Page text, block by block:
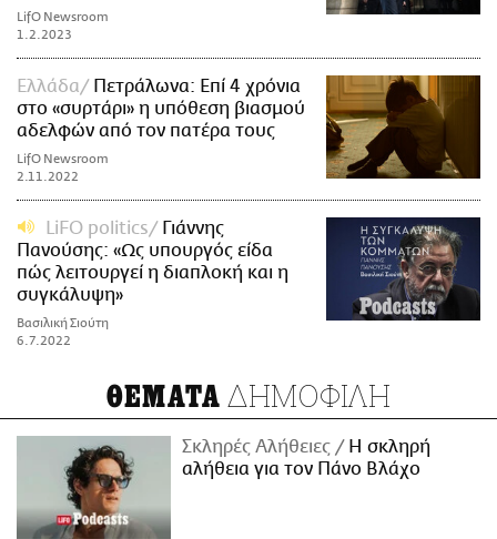
LifO Newsroom
1.2.2023
Ελλάδα
Πετράλωνα: Επί 4 χρόνια
στο «συρτάρι» η υπόθεση βιασμού
αδελφών από τον πατέρα τους
LifO Newsroom
2.11.2022
LiFO politics
Γιάννης
Πανούσης: «Ως υπουργός είδα
πώς λειτουργεί η διαπλοκή και η
συγκάλυψη»
Βασιλική Σιούτη
6.7.2022
ΘΕΜΑΤΑ ΔΗΜΟΦΙΛΗ
Σκληρές Αλήθειες
H σκληρή
αλήθεια για τον Πάνο Βλάχο